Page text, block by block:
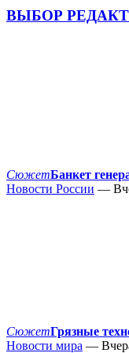
ВЫБОР
СюжетБанкет
Новости России —
СюжетГрязные
Новости мира —